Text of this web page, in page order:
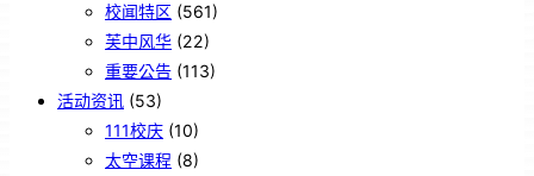
校闻特区 (561)
芙中风华 (22)
重要公告 (113)
活动资讯 (53)
111校庆 (10)
太空课程 (8)